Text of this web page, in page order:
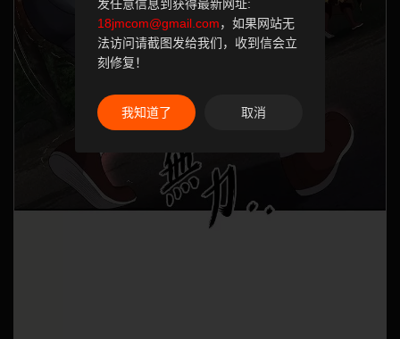
发任意信息到获得最新网址:
18jmcom@gmail.com，如果网站无
法访问请截图发给我们，收到信会立
刻修复！
我知道了 取消